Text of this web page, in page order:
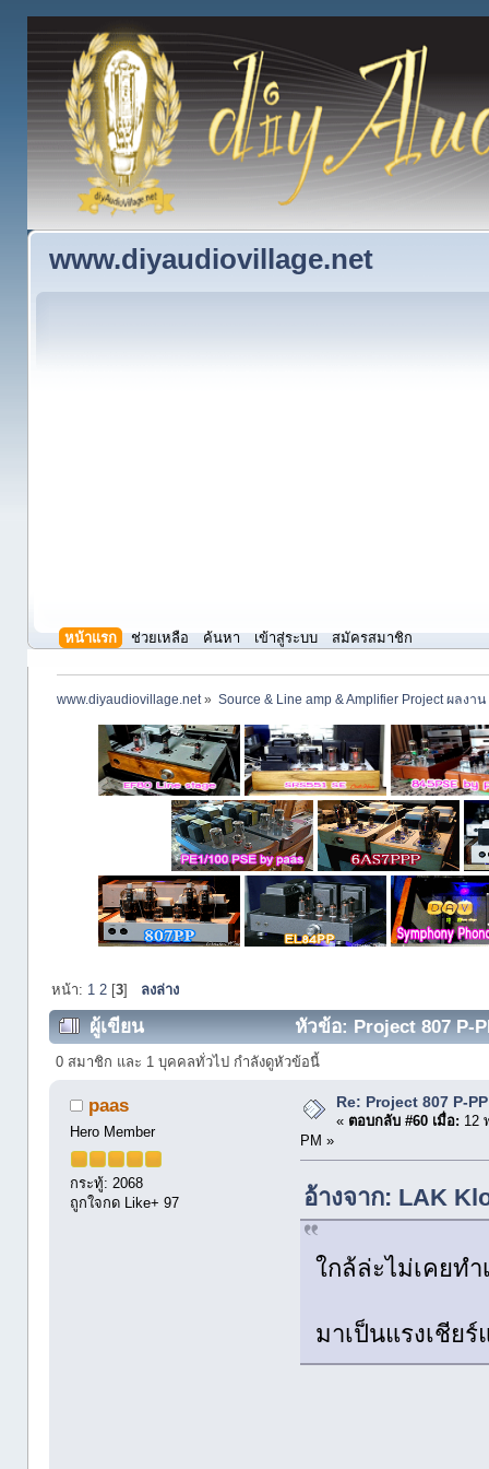
www.diyaudiovillage.net
หน้าแรก ช่วยเหลือ ค้นหา เข้าสู่ระบบ สมัครสมาชิก
www.diyaudiovillage.net» Source & Line amp & Amplifier Project ผลงาน
หน้า: 1 2 [3] ลงล่าง
ผู้เขียน หัวข้อ: Project 807 P-
0 สมาชิก และ 1 บุคคลทั่วไป กำลังดูหัวข้อนี้
paas
Hero Member
กระทู้: 2068
ถูกใจกด Like+ 97
Re: Project 807 P-
« ตอบกลับ #60 เมื่อ: 12
PM »
อ้างจาก: LAK
ใกล้ล่ะไม่เคยท
มาเป็นแรงเชีย